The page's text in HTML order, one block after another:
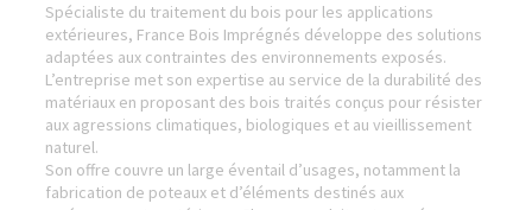
Spécialiste du traitement du bois pour les applications
extérieures, France Bois Imprégnés développe des solutions
adaptées aux contraintes des environnements exposés.
L’entreprise met son expertise au service de la durabilité des
matériaux en proposant des bois traités conçus pour résister
aux agressions climatiques, biologiques et au vieillissement
naturel.
Son offre couvre un large éventail d’usages, notamment la
fabrication de poteaux et d’éléments destinés aux